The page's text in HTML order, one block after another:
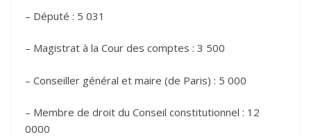
– Député : 5 031
– Magistrat à la Cour des comptes : 3 500
– Conseiller général et maire (de Paris) : 5 000
– Membre de droit du Conseil constitutionnel : 12
0000